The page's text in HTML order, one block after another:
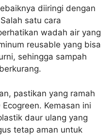
diiringi dengan
satu cara
wadah air yang
reusable yang bisa
sehingga sampah
pastikan yang ramah
Kemasan ini
daur ulang yang
tetap aman untuk